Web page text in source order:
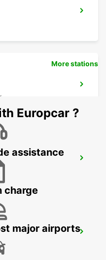
More stations
Europcar ?
assistance
charge
major airports